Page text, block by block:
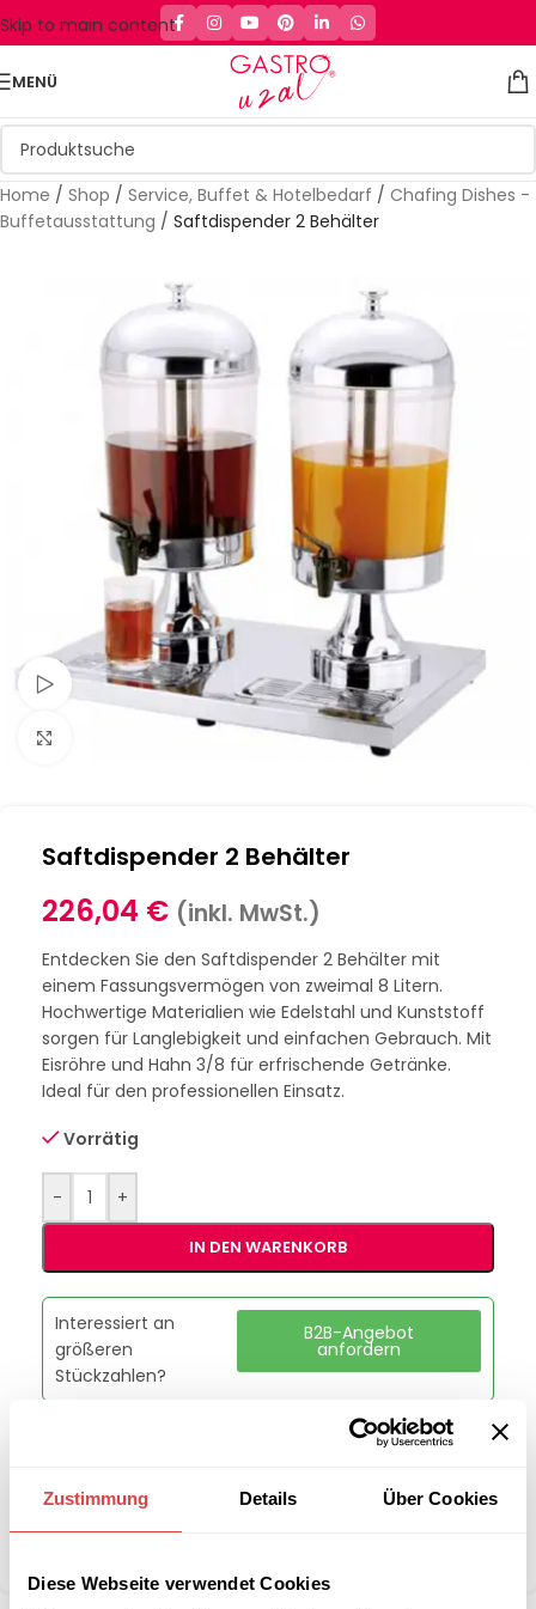
Zustimmung Details Über Cookies
Diese Webseite verwendet Cookies
Skip to main content
MENÜ
Home / Shop / Service, Buffet & Hotelbedarf / Chafing Dishes -
Buffetausstattung / Saftdispender 2 Behälter
Schau Video
Saftdispender 2 Behälter
226,04 € (inkl. MwSt.)
Entdecken Sie den Saftdispender 2 Behälter mit
einem Fassungsvermögen von zweimal 8 Litern.
Hochwertige Materialien wie Edelstahl und Kunststoff
sorgen für Langlebigkeit und einfachen Gebrauch. Mit
Eisröhre und Hahn 3/8 für erfrischende Getränke.
Ideal für den professionellen Einsatz.
Vorrätig
- +
IN DEN WARENKORB
Interessiert an
größeren
Stückzahlen?
B2B-Angebot
anfordern
Kategorie: Chafing Dishes - Buffetausstattung